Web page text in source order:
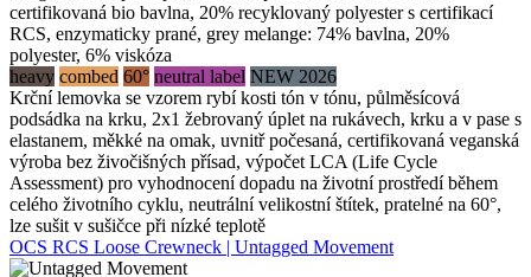
certifikovaná bio bavlna, 20% recyklovaný polyester s certifikací
RCS, enzymaticky prané, grey melange: 74% bavlna, 20%
polyester, 6% viskóza
heavy combed 60° neutral label NEW 2026
Krční lemovka se vzorem rybí kosti tón v tónu, půlměsícová
podsádka na krku, 2x1 žebrovaný úplet na rukávech, krku a v pase s
elastanem, měkké na omak, uvnitř počesaná, certifikovaná veganská
výroba bez živočišných přísad, výpočet LCA (Life Cycle
Assessment) pro vyhodnocení dopadu na životní prostředí během
celého životního cyklu, neutrální velikostní štítek, pratelné na 60°,
lze sušit v sušičce při nízké teplotě
OCS RCS Loose Crewneck | Untagged Movement